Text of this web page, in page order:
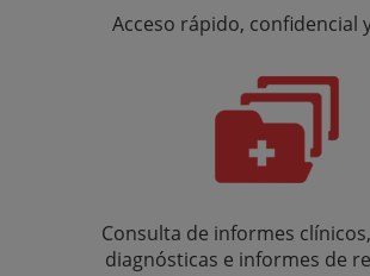
Acceso rápido, confidencial
Consulta de informes
diagnósticas e informes de